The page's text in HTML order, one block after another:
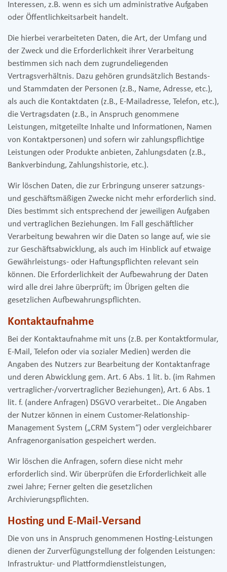
Interessen, z.B. wenn es sich um administrative Aufgaben
oder Öffentlichkeitsarbeit handelt.
Die hierbei verarbeiteten Daten, die Art, der Umfang und
der Zweck und die Erforderlichkeit ihrer Verarbeitung
bestimmen sich nach dem zugrundeliegenden
Vertragsverhältnis. Dazu gehören grundsätzlich Bestands-
und Stammdaten der Personen (z.B., Name, Adresse, etc.),
als auch die Kontaktdaten (z.B., E-Mailadresse, Telefon, etc.),
die Vertragsdaten (z.B., in Anspruch genommene
Leistungen, mitgeteilte Inhalte und Informationen, Namen
von Kontaktpersonen) und sofern wir zahlungspflichtige
Leistungen oder Produkte anbieten, Zahlungsdaten (z.B.,
Bankverbindung, Zahlungshistorie, etc.).
Wir löschen Daten, die zur Erbringung unserer satzungs-
und geschäftsmäßigen Zwecke nicht mehr erforderlich sind.
Dies bestimmt sich entsprechend der jeweiligen Aufgaben
und vertraglichen Beziehungen. Im Fall geschäftlicher
Verarbeitung bewahren wir die Daten so lange auf, wie sie
zur Geschäftsabwicklung, als auch im Hinblick auf etwaige
Gewährleistungs- oder Haftungspflichten relevant sein
können. Die Erforderlichkeit der Aufbewahrung der Daten
wird alle drei Jahre überprüft; im Übrigen gelten die
gesetzlichen Aufbewahrungspflichten.
Kontaktaufnahme
Bei der Kontaktaufnahme mit uns (z.B. per Kontaktformular,
E-Mail, Telefon oder via sozialer Medien) werden die
Angaben des Nutzers zur Bearbeitung der Kontaktanfrage
und deren Abwicklung gem. Art. 6 Abs. 1 lit. b. (im Rahmen
vertraglicher-/vorvertraglicher Beziehungen), Art. 6 Abs. 1
lit. f. (andere Anfragen) DSGVO verarbeitet.. Die Angaben
der Nutzer können in einem Customer-Relationship-
Management System („CRM System“) oder vergleichbarer
Anfragenorganisation gespeichert werden.
Wir löschen die Anfragen, sofern diese nicht mehr
erforderlich sind. Wir überprüfen die Erforderlichkeit alle
zwei Jahre; Ferner gelten die gesetzlichen
Archivierungspflichten.
Hosting und E-Mail-Versand
Die von uns in Anspruch genommenen Hosting-Leistungen
dienen der Zurverfügungstellung der folgenden Leistungen:
Infrastruktur- und Plattformdienstleistungen,